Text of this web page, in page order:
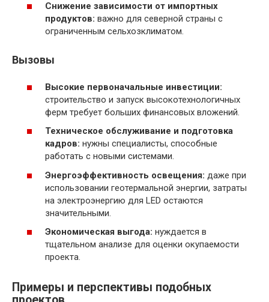
Снижение зависимости от импортных
продуктов: важно для северной страны с
ограниченным сельхозклиматом.
Вызовы
Высокие первоначальные инвестиции:
строительство и запуск высокотехнологичных
ферм требует больших финансовых вложений.
Техническое обслуживание и подготовка
кадров: нужны специалисты, способные
работать с новыми системами.
Энергоэффективность освещения: даже при
использовании геотермальной энергии, затраты
на электроэнергию для LED остаются
значительными.
Экономическая выгода: нуждается в
тщательном анализе для оценки окупаемости
проекта.
Примеры и перспективы подобных